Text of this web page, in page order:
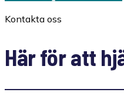
Kontakta oss
Här för att